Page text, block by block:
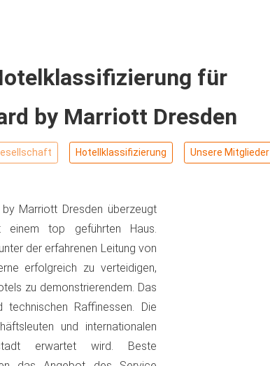
für
by Marriott Dresden
Hotellklassifizierung Unsere Mitglieder
Marriott Dresden überzeugt
einem top geführten Haus.
der erfahrenen Leitung von
erfolgreich zu verteidigen,
zu demonstrierendem. Das
Raffinessen. Die
und internationalen
erwartet wird. Beste